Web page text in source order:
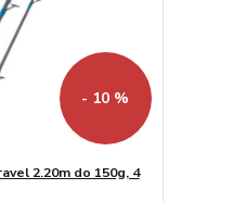
- 10 %
2.20m do 150g, 4